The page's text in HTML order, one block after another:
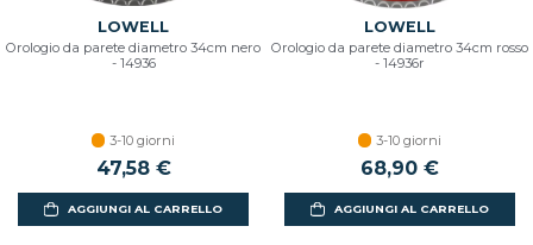
LOWELL
Orologio da parete diametro 34cm nero
- 14936
3-10 giorni
47,58 €
AGGIUNGI AL CARRELLO
LOWELL
Orologio da parete diametro 34cm rosso
- 14936r
3-10 giorni
68,90 €
AGGIUNGI AL CARRELLO